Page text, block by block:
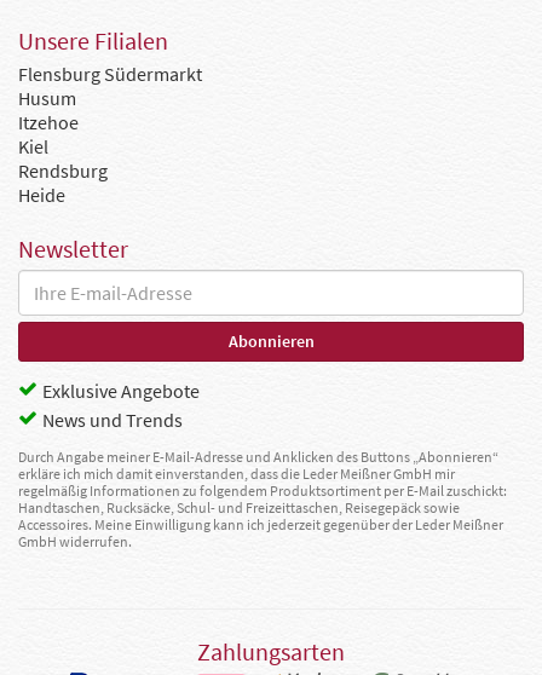
Unsere Filialen
Flensburg Südermarkt
Husum
Itzehoe
Kiel
Rendsburg
Heide
Newsletter
Exklusive Angebote
News und Trends
Durch Angabe meiner E-Mail-Adresse und Anklicken des Buttons „Abonnieren“
erkläre ich mich damit einverstanden, dass die Leder Meißner GmbH mir
regelmäßig Informationen zu folgendem Produktsortiment per E-Mail zuschickt:
Handtaschen, Rucksäcke, Schul- und Freizeittaschen, Reisegepäck sowie
Accessoires. Meine Einwilligung kann ich jederzeit gegenüber der Leder Meißner
GmbH widerrufen.
Zahlungsarten